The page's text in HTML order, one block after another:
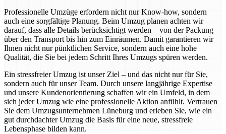
Professionelle Umzüge erfordern nicht nur Know-how, sondern
auch eine sorgfältige Planung. Beim Umzug planen achten wir
darauf, dass alle Details berücksichtigt werden – von der Packung
über den Transport bis hin zum Einräumen. Damit garantieren wir
Ihnen nicht nur pünktlichen Service, sondern auch eine hohe
Qualität, die Sie bei jedem Schritt Ihres Umzugs spüren werden.
Ein stressfreier Umzug ist unser Ziel – und das nicht nur für Sie,
sondern auch für unser Team. Durch unsere langjährige Expertise
und unsere Kundenorientierung schaffen wir ein Umfeld, in dem
sich jeder Umzug wie eine professionelle Aktion anfühlt. Vertrauen
Sie dem Umzugsunternehmen Lüneburg und erleben Sie, wie ein
gut durchdachter Umzug die Basis für eine neue, stressfreie
Lebensphase bilden kann.